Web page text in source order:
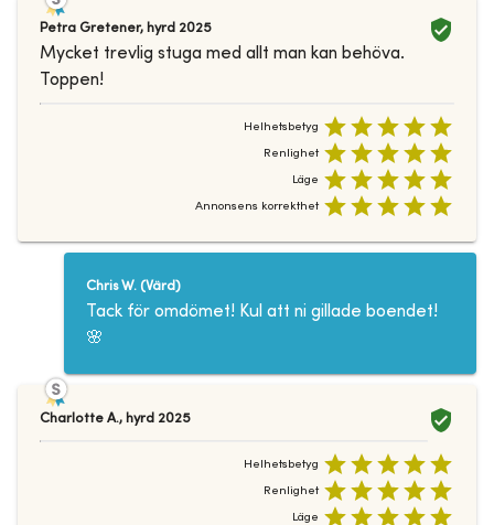
Petra Gretener, hyrd 2025
Mycket trevlig stuga med allt man kan behöva.
Toppen!
Helhetsbetyg
Renlighet
Läge
Annonsens korrekthet
Chris W.(Värd )
Tack för omdömet! Kul att ni gillade boendet!
🌸
Charlotte A., hyrd 2025
Helhetsbetyg
Renlighet
Läge